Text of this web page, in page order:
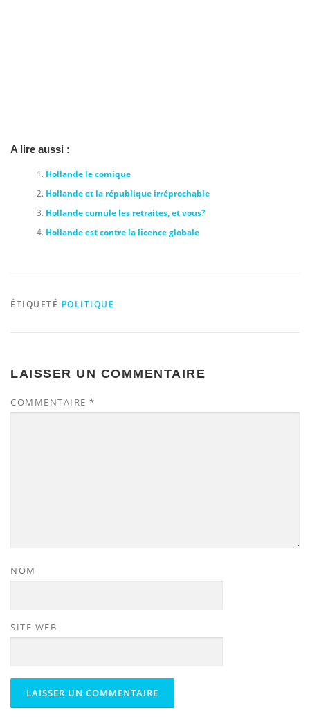
A lire aussi :
Hollande le comique
Hollande et la république irréprochable
Hollande cumule les retraites, et vous?
Hollande est contre la licence globale
ÉTIQUETÉ POLITIQUE
LAISSER UN COMMENTAIRE
COMMENTAIRE *
NOM
SITE WEB